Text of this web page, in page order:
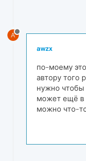
A
awzx
по-моему
автору того
нужно чтобы
может ещё в
можно что-